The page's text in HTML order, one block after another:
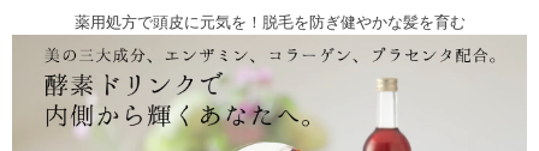
薬用処方で頭皮に元気を！脱毛を防ぎ健やかな髪を育む